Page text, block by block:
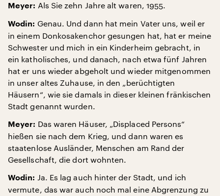
Meyer: Als Sie zehn Jahre alt waren, 1955.
Wodin: Genau. Und dann hat mein Vater uns, weil er
in einem Donkosakenchor gesungen hat, hat er meine
Schwester und mich in ein Kinderheim gebracht, in
ein katholisches, und danach, nach etwa fünf Jahren
hat er uns wieder abgeholt und wieder mitgenommen
in unser altes Zuhause, in den „berüchtigten
Häusern“, wie sie damals in dieser kleinen fränkischen
Stadt genannt wurden.
Meyer: Das waren Häuser, „Displaced Persons“
hießen sie nach dem Krieg, und dann waren es
staatenlose Ausländer, Menschen am Rand der
Gesellschaft, die dort wohnten.
Wodin: Ja. Es lag auch hinter der Stadt, und ich
vermute, das war auch noch mal eine Abgrenzung zu